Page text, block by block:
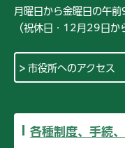
月曜日から金曜日の午
（祝休日・12月29日か
市役所へのアクセス
各種制度、手続